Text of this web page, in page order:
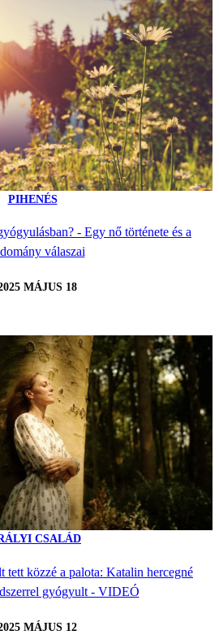
PIHENÉS
- Egy nő története és a
válaszai
MÁJUS 18
CSALÁD
tett közzé a palota: Katalin hercegné
gyógyult - VIDEÓ
MÁJUS 12